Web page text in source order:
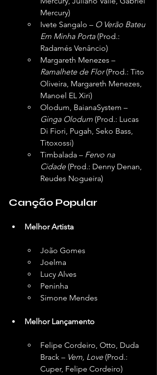
Mercury)
Ivete Sangalo – O Verão Bateu
Em Minha Porta (Prod.:
Radamés Venâncio)
Margareth Menezes –
Ramalhete de Flor (Prod.: Tito
Oliveira, Margareth Menezes,
Manoel EL Xiri)
Olodum, BaianaSystem –
Ginga Olodum (Prod.: Lucas
Di Fiori, Pugah, Seko Bass,
Titoxossi)
Timbalada – Fervo na
Cidade (Prod.: Denny Denan,
Reudes Nogueira)
Canção Popular
Melhor Artista
João Gomes
Joelma
Lucy Alves
Peninha
Simone Mendes
Melhor Lançamento
Felipe Cordeiro, Otto, Duda
Brack – Vem, Love (Prod.:
Cuper, Felipe Cordeiro)